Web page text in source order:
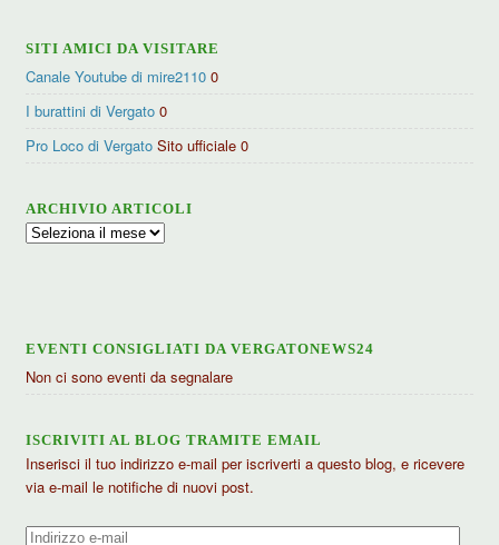
SITI AMICI DA VISITARE
Canale Youtube di mire2110 0
I burattini di Vergato 0
Pro Loco di Vergato Sito ufficiale 0
ARCHIVIO ARTICOLI
Archivio
EVENTI CONSIGLIATI DA VERGATONEWS24
Non ci sono eventi da segnalare
ISCRIVITI AL BLOG TRAMITE EMAIL
Inserisci il tuo indirizzo e-mail per iscriverti a questo blog, e ricevere
via e-mail le notifiche di nuovi post.
Indirizzo